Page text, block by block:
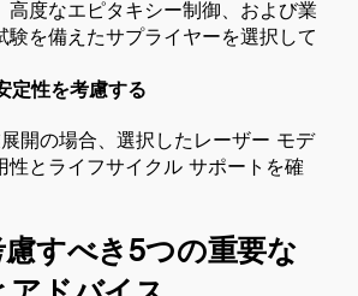
高度なエピタキシー制御、および業
験を備えたサプライヤーを選択して
定性を考慮する
開の場合、選択したレーザー モデ
性とライフサイクル サポートを確
すべき5つの重要な